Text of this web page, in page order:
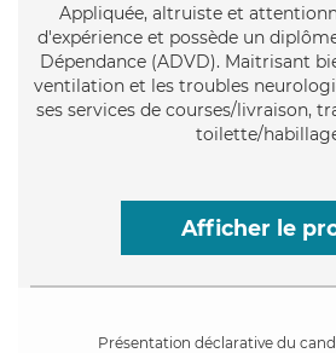
Appliquée, altruiste et
d'expérience et possède un
Dépendance (ADVD). Maitrisant
ventilation et les troubles
ses services de courses/livraison,
toilette/
Afficher le
Présentation déclarative du